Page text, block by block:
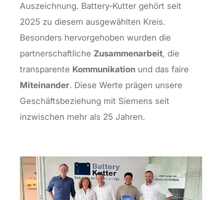
Auszeichnung. Battery‑Kutter gehört seit
2025 zu diesem ausgewählten Kreis.
Besonders hervorgehoben wurden die
partnerschaftliche Zusammenarbeit, die
transparente Kommunikation und das faire
Miteinander. Diese Werte prägen unsere
Geschäftsbeziehung mit Siemens seit
inzwischen mehr als 25 Jahren.